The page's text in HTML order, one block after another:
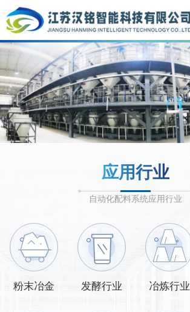
应用行业
自动化配料系统应用行业
粉末冶金 发酵行业 冶炼行业